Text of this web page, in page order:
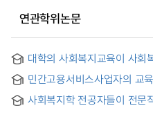
연관학위논문
대학의 사회복지교육이 사회
관한 연구 : 서울특별시 소재
study on the effect of
welfare on the social
community welfare centers
민간고용서비스사업자의 교
사회복지학 전공자들이 전문